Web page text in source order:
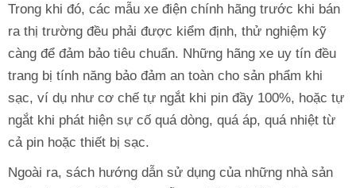
Trong khi đó, các mẫu xe điện chính hãng trước khi bán
ra thị trường đều phải được kiểm định, thử nghiệm kỹ
càng để đảm bảo tiêu chuẩn. Những hãng xe uy tín đều
trang bị tính năng bảo đảm an toàn cho sản phẩm khi
sạc, ví dụ như cơ chế tự ngắt khi pin đầy 100%, hoặc tự
ngắt khi phát hiện sự cố quá dòng, quá áp, quá nhiệt từ
cả pin hoặc thiết bị sạc.
Ngoài ra, sách hướng dẫn sử dụng của những nhà sản